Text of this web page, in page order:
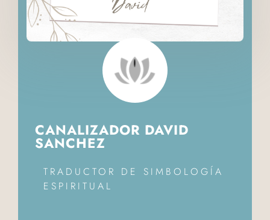
CANALIZADOR DAVID
SANCHEZ
TRADUCTOR DE SIMBOLOGÍA
ESPIRITUAL